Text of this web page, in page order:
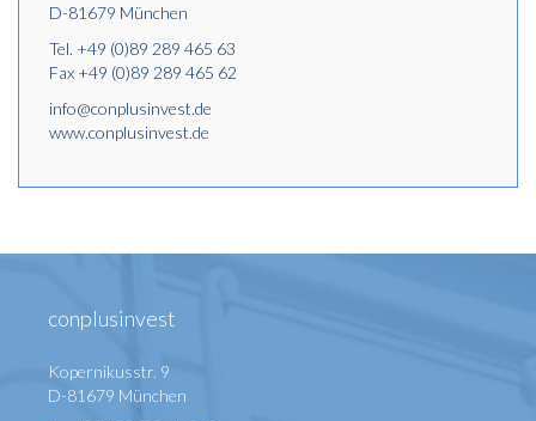
D-81679 München
Tel. +49 (0)89 289 465 63
Fax +49 (0)89 289 465 62
info@conplusinvest.de
www.conplusinvest.de
conplusinvest
Kopernikusstr. 9
D-81679 München